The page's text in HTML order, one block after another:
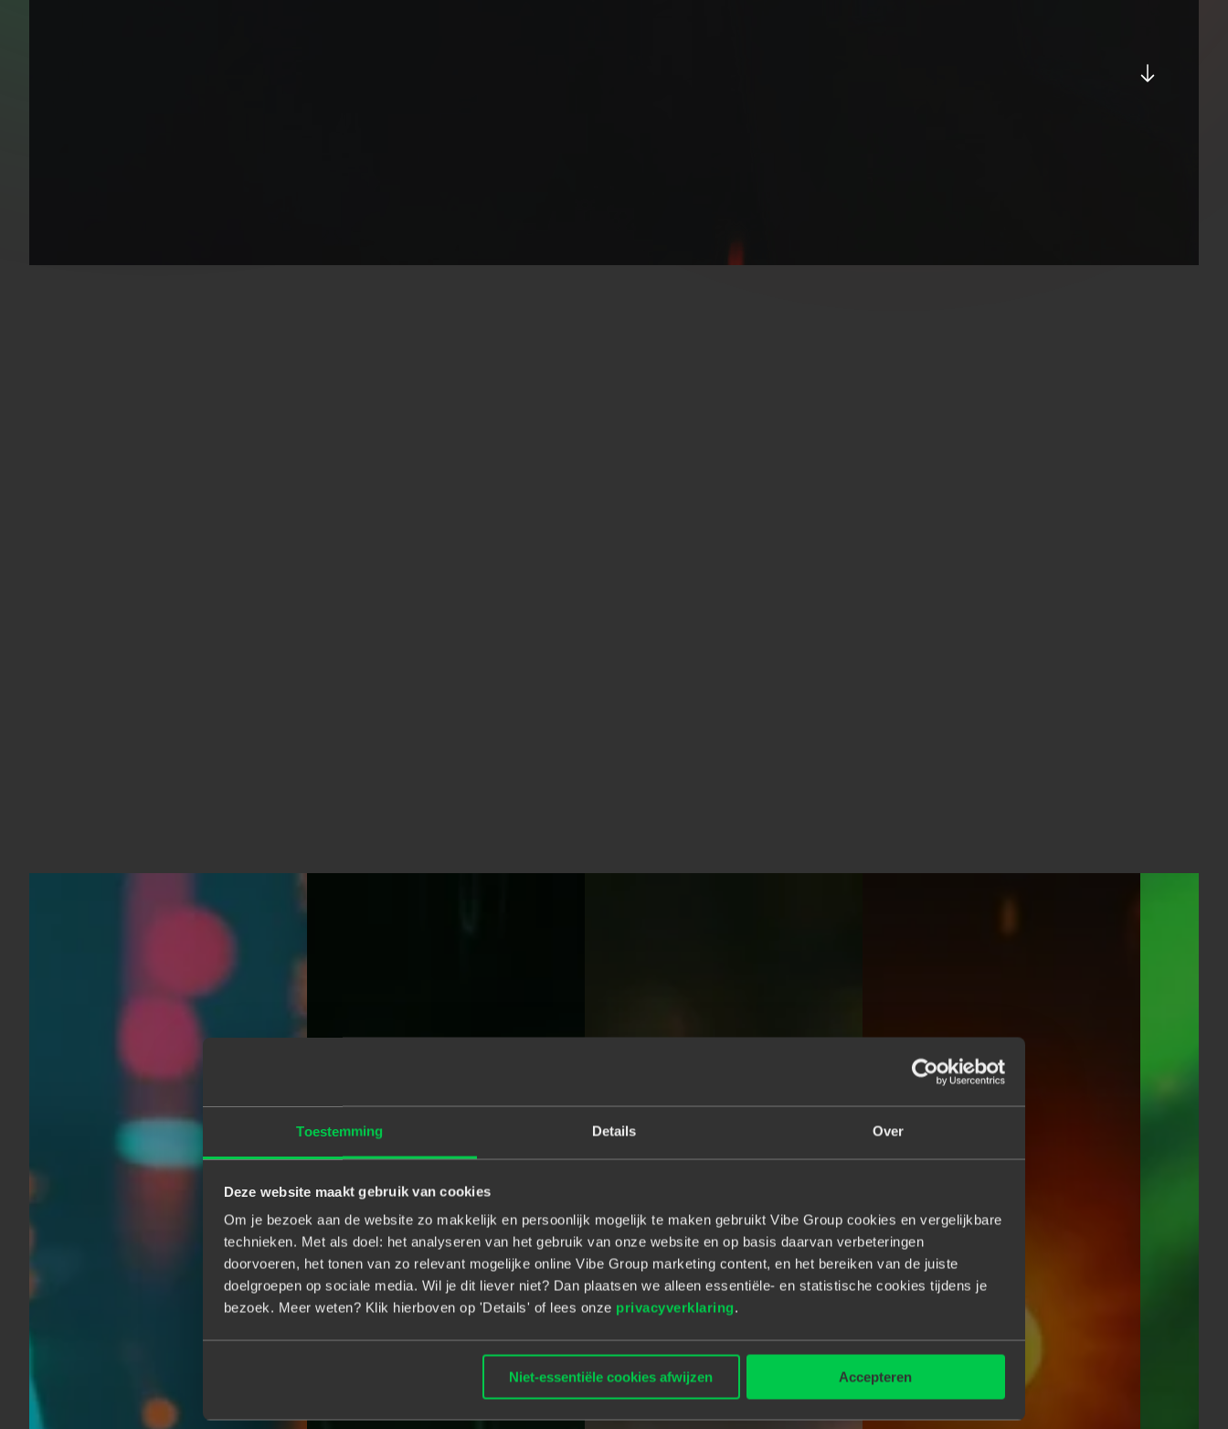
Toestemming Details Over
Deze website maakt gebruik van cookies
Om je bezoek aan de website zo makkelijk en persoonlijk mogelijk te maken gebruikt Vibe Group cookies en vergelijkbare
technieken. Met als doel: het analyseren van het gebruik van onze website en op basis daarvan verbeteringen
doorvoeren, het tonen van zo relevant mogelijke online Vibe Group marketing content, en het bereiken van de juiste
doelgroepen op sociale media. Wil je dit liever niet? Dan plaatsen we alleen essentiële- en statistische cookies tijdens je
bezoek. Meer weten? Klik hierboven op 'Details' of lees onze privacyverklaring.
Niet-essentiële cookies afwijzen Accepteren